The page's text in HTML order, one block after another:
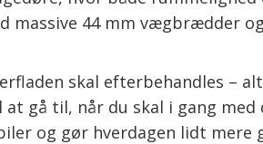
44 mm vægbrædder
skal efterbehandles –
gå til, når du skal i gang
og gør hverdagen lidt